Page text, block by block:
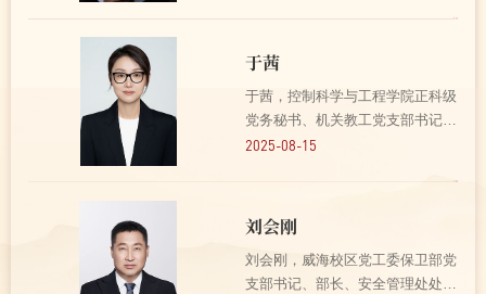
指导学院发展，充分发挥民主集中
制和基层党支部战斗...
于茜
于茜，控制科学与工程学院正科级
党务秘书、机关教工党支部书记。
该同志善于学习、勤于思考。针对
合互促，科学构建独具特色的党建
育人品牌，获评山东大...
2025-08-15
刘会刚
刘会刚，威海校区党工委保卫部党
支部书记、部长、安全管理处处